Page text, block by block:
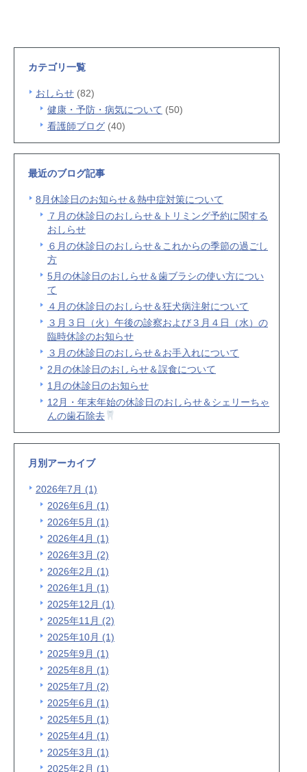
カテゴリ一覧
おしらせ (82)
健康・予防・病気について (50)
看護師ブログ (40)
最近のブログ記事
8月休診日のお知らせ＆熱中症対策について
７月の休診日のおしらせ＆トリミング予約に関する
おしらせ
６月の休診日のおしらせ＆これからの季節の過ごし
方
5月の休診日のおしらせ＆歯ブラシの使い方につい
て
４月の休診日のおしらせ＆狂犬病注射について
３月３日（火）午後の診察および３月４日（水）の
臨時休診のお知らせ
３月の休診日のおしらせ＆お手入れについて
2月の休診日のおしらせ＆誤食について
1月の休診日のお知らせ
12月・年末年始の休診日のおしらせ＆シェリーちゃ
んの歯石除去
月別アーカイブ
2026年7月 (1)
2026年6月 (1)
2026年5月 (1)
2026年4月 (1)
2026年3月 (2)
2026年2月 (1)
2026年1月 (1)
2025年12月 (1)
2025年11月 (2)
2025年10月 (1)
2025年9月 (1)
2025年8月 (1)
2025年7月 (2)
2025年6月 (1)
2025年5月 (1)
2025年4月 (1)
2025年3月 (1)
2025年2月 (1)